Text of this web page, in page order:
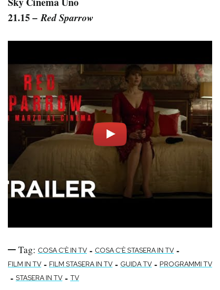
21.15 –Red Sparrow
Tag: COSA C'È IN TV - COSA C'È STASERA IN TV -
FILM IN TV - FILM STASERA IN TV - GUIDA TV - PROGRAMMI TV
- STASERA IN TV - TV